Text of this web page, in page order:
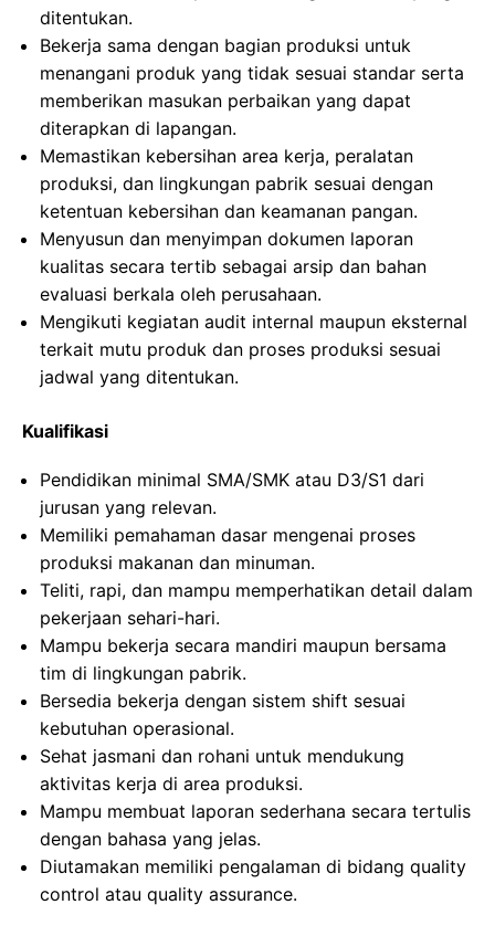
ditentukan.
Bekerja sama dengan bagian produksi untuk
menangani produk yang tidak sesuai standar serta
memberikan masukan perbaikan yang dapat
diterapkan di lapangan.
Memastikan kebersihan area kerja, peralatan
produksi, dan lingkungan pabrik sesuai dengan
ketentuan kebersihan dan keamanan pangan.
Menyusun dan menyimpan dokumen laporan
kualitas secara tertib sebagai arsip dan bahan
evaluasi berkala oleh perusahaan.
Mengikuti kegiatan audit internal maupun eksternal
terkait mutu produk dan proses produksi sesuai
jadwal yang ditentukan.
Kualifikasi
Pendidikan minimal SMA/SMK atau D3/S1 dari
jurusan yang relevan.
Memiliki pemahaman dasar mengenai proses
produksi makanan dan minuman.
Teliti, rapi, dan mampu memperhatikan detail dalam
pekerjaan sehari-hari.
Mampu bekerja secara mandiri maupun bersama
tim di lingkungan pabrik.
Bersedia bekerja dengan sistem shift sesuai
kebutuhan operasional.
Sehat jasmani dan rohani untuk mendukung
aktivitas kerja di area produksi.
Mampu membuat laporan sederhana secara tertulis
dengan bahasa yang jelas.
Diutamakan memiliki pengalaman di bidang quality
control atau quality assurance.